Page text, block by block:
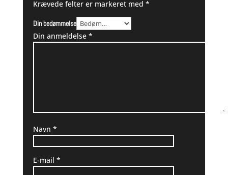
Krævede felter er markeret med *
Din bedømmelse
Din anmeldelse *
Navn *
E-mail *